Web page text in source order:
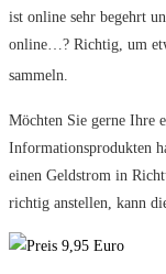
ist online sehr begehrt
online…? Richtig, um
sammeln.
Möchten Sie gerne Ihre
Informationsprodukten
einen Geldstrom in
richtig anstellen, kann